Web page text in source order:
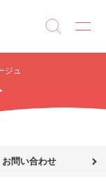
ジュ
お問い合わせ